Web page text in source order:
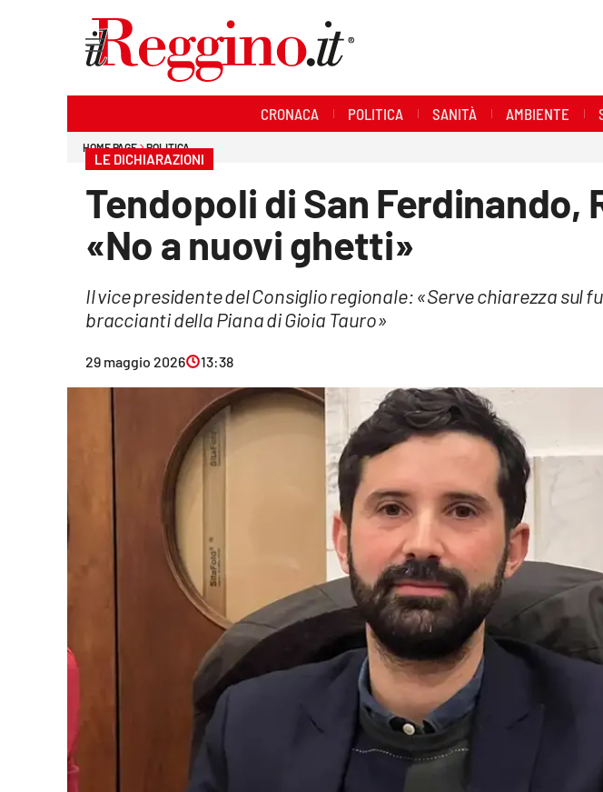
Streaming
CRONACA POLITICA SANITÀ AMBIENTE
HOME PAGE POLITICA
LE DICHIARAZIONI
Tendopoli di San Ferdinando,
«No a nuovi ghetti»
Il vice presidente del Consiglio regionale: «Serve chiarezza sul
braccianti della Piana di Gioia Tauro»
29 maggio 2026 13:38